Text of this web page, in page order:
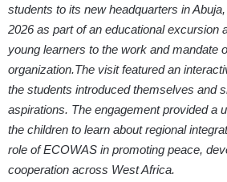
students to its new headquarters in
2026 as part of an educational excursion
young learners to the work and mandate
organization.The visit featured an
the students introduced themselves and
aspirations. The engagement provided a
the children to learn about regional
role of ECOWAS in promoting peace,
cooperation across West Africa.